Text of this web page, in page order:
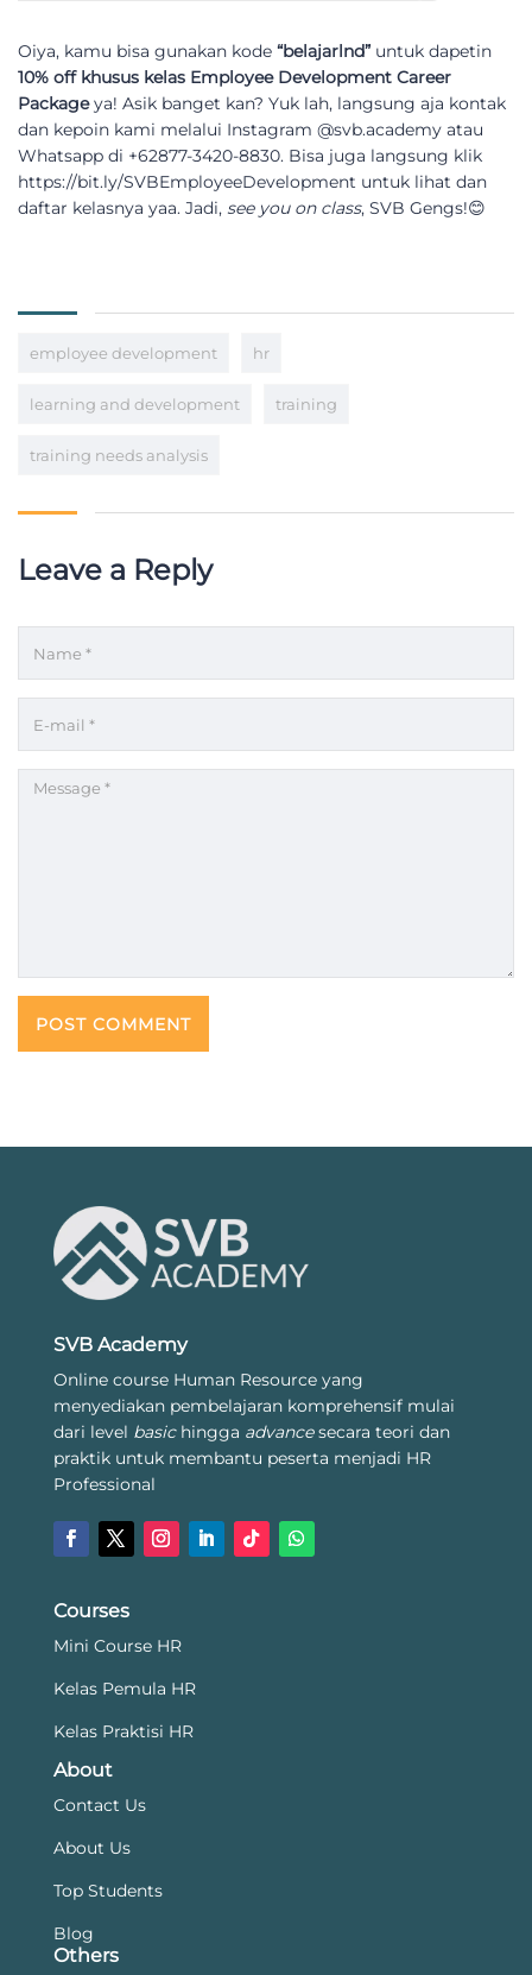
Oiya, kamu bisa gunakan kode “belajarlnd” untuk dapetin
10% off khusus kelas Employee Development Career
Packageya! Asik banget kan? Yuk lah, langsung aja kontak
dan kepoin kami melalui Instagram @svb.academy atau
Whatsapp di +62877-3420-8830. Bisa juga langsung klik
https://bit.ly/SVBEmployeeDevelopment untuk lihat dan
daftar kelasnya yaa. Jadi, see you on class, SVB Gengs!😊
employee development hr
learning and development training
training needs analysis
Leave a Reply
SVB Academy
Online course Human Resource yang
menyediakan pembelajaran komprehensif mulai
dari level basichingga advancesecara teori dan
praktik untuk membantu peserta menjadi HR
Professional
Courses
Mini Course HR
Kelas Pemula HR
Kelas Praktisi HR
About
Contact Us
About Us
Top Students
Blog
Others